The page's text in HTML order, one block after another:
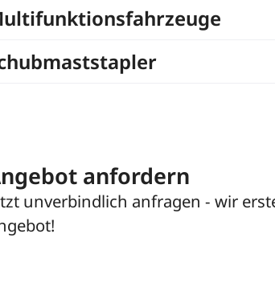
anfordern
unverbindlich anfragen - wir